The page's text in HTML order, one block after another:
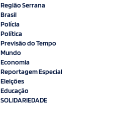
Região Serrana
Brasil
Polícia
Política
Previsão do Tempo
Mundo
Economia
Reportagem Especial
Eleições
Educação
SOLIDARIEDADE